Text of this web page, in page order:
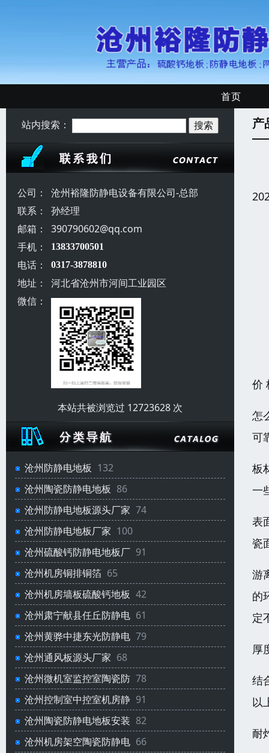
首页
站内搜索：
公司：
沧州裕隆防静电设备有限公司-总部
联系：
孙经理
邮箱：
390790602@qq.com
手机：
13833700501
电话： 0317-3878810
地址：
河北省沧州市河间工业园区
微信：
本站共被浏览过 12723628 次
沧州防静电地板 132
沧州陶瓷防静电地板 86
沧州防静电地板源头厂家 74
沧州防静电地板厂家 100
沧州硫酸钙防静电地板厂 91
沧州机房铜排铜箔 65
沧州机房墙板硫酸钙地板 42
沧州肃宁献县任丘防静电 61
沧州黄骅中捷东光防静电 79
沧州通风板源头厂家 68
沧州微机室监控室陶瓷防 78
沧州控制室中控室机房静 91
沧州陶瓷防静电地板安装 82
沧州机房架空陶瓷防静电 66
产
价
怎
可
板
一
表
瓷
游
的
定
厚
结
以
耐